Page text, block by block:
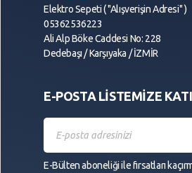
Elektro Sepeti ( "Alışverişin Adresi" )
05362536223
Ali Alp Böke Caddesi No: 228
Dedebaşı / Karşıyaka / İZMİR
E-POSTA LİSTEMİZE
E-Bülten aboneliği ile fırsatları